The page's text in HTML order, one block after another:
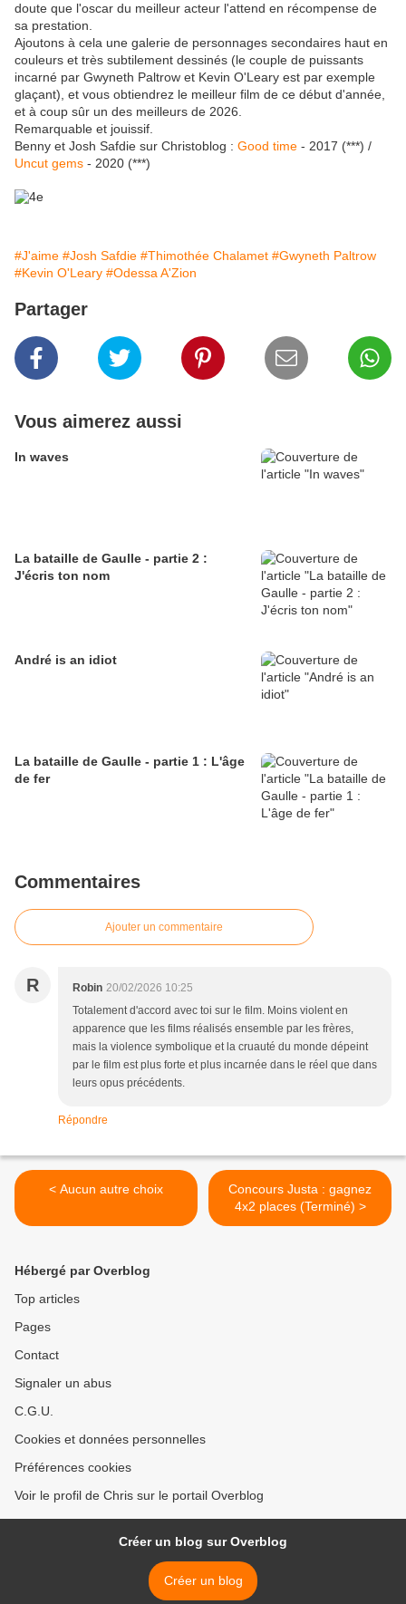
doute que l'oscar du meilleur acteur l'attend en récompense de
sa prestation.
Ajoutons à cela une galerie de personnages secondaires haut en
couleurs et très subtilement dessinés (le couple de puissants
incarné par Gwyneth Paltrow et Kevin O'Leary est par exemple
glaçant), et vous obtiendrez le meilleur film de ce début d'année,
et à coup sûr un des meilleurs de 2026.
Remarquable et jouissif.
Benny et Josh Safdie sur Christoblog : Good time - 2017 (***) /
Uncut gems - 2020 (***)
#J'aime #Josh Safdie #Thimothée Chalamet #Gwyneth Paltrow
#Kevin O'Leary #Odessa A'Zion
Partager
Vous aimerez aussi
In waves
La bataille de Gaulle - partie 2 :
J'écris ton nom
André is an idiot
La bataille de Gaulle - partie 1 : L'âge
de fer
Commentaires
Ajouter un commentaire
R Robin 20/02/2026 10:25
Totalement d'accord avec toi sur le film. Moins violent en
apparence que les films réalisés ensemble par les frères,
mais la violence symbolique et la cruauté du monde dépeint
par le film est plus forte et plus incarnée dans le réel que dans
leurs opus précédents.
Répondre
< Aucun autre choix
Concours Justa : gagnez
4x2 places (Terminé) >
Hébergé par Overblog
Top articles
Pages
Contact
Signaler un abus
C.G.U.
Cookies et données personnelles
Préférences cookies
Voir le profil de Chris sur le portail Overblog
Créer un blog sur Overblog
Créer un blog